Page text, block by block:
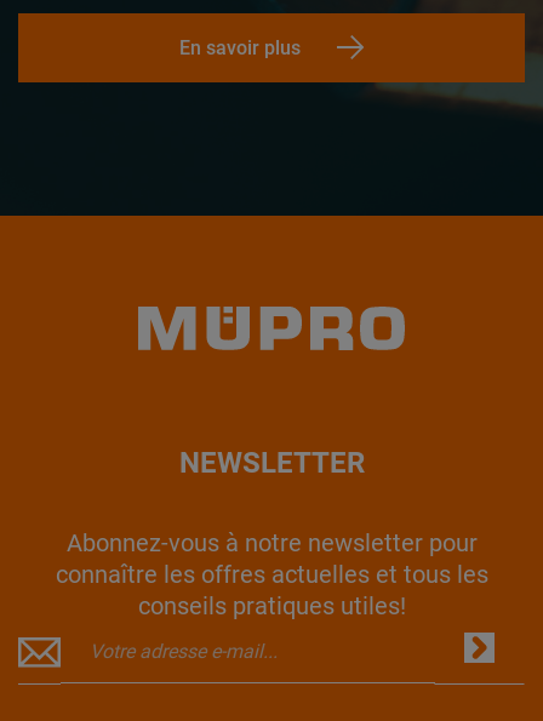
En savoir plus
NEWSLETTER
Abonnez-vous à notre newsletter pour
connaître les offres actuelles et tous les
conseils pratiques utiles!